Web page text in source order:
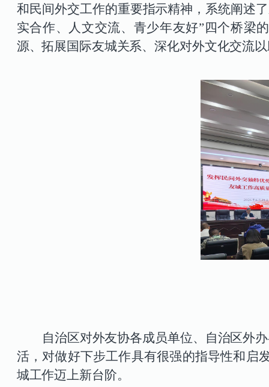
和民间外交工作的重要指示精神，系统阐述
实合作、人文交流、青少年友好”四个桥梁
源、拓展国际友城关系、深化对外文化交流以
自治区对外友协各成员单位、自治区外
活，对做好下步工作具有很强的指导性和启
城工作迈上新台阶。